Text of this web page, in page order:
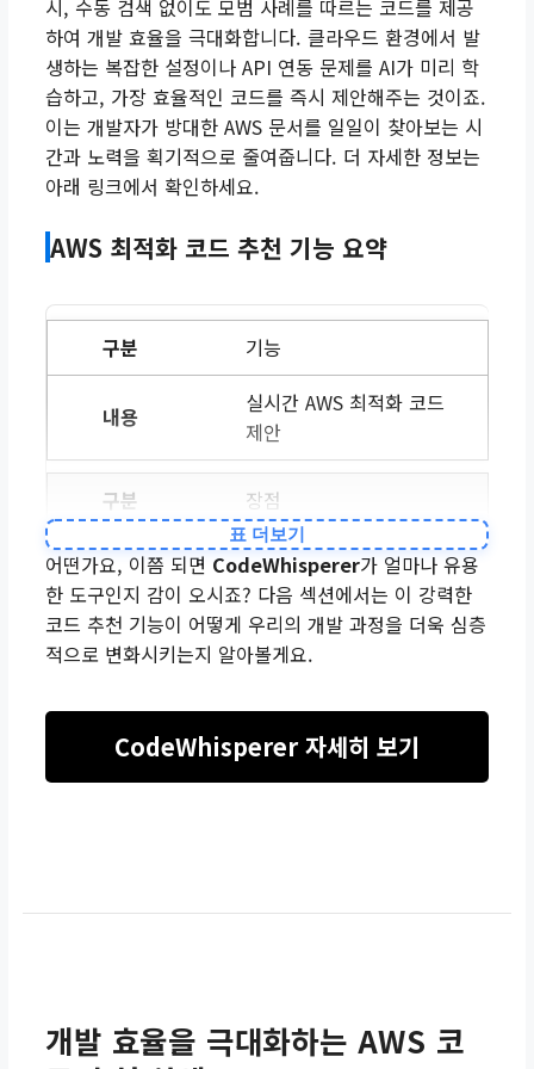
시, 수동 검색 없이도 모범 사례를 따르는 코드를 제공
하여 개발 효율을 극대화합니다. 클라우드 환경에서 발
생하는 복잡한 설정이나 API 연동 문제를 AI가 미리 학
습하고, 가장 효율적인 코드를 즉시 제안해주는 것이죠.
이는 개발자가 방대한 AWS 문서를 일일이 찾아보는 시
간과 노력을 획기적으로 줄여줍니다. 더 자세한 정보는
아래 링크에서 확인하세요.
AWS 최적화 코드 추천 기능 요약
기능
실시간 AWS 최적화 코드
제안
장점
개발 효율 극대화, 모범 사
례 준수
특징
IDE 통합, 수동 검색 불필
요
표 더보기
어떤가요, 이쯤 되면 CodeWhisperer가 얼마나 유용
한 도구인지 감이 오시죠? 다음 섹션에서는 이 강력한
코드 추천 기능이 어떻게 우리의 개발 과정을 더욱 심층
적으로 변화시키는지 알아볼게요.
CodeWhisperer 자세히 보기
개발 효율을 극대화하는 AWS 코